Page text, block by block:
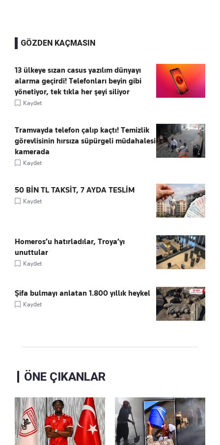
GÖZDEN KAÇMASIN
13 ülkeye sızan casus yazılım dünyayı
alarma geçirdi! Telefonları beyin gibi
yönetiyor, tek tıkla her şeyi siliyor
Kaydet
Tramvayda telefon çalıp kaçtı! Temizlik
görevlisinin hırsıza süpürgeli müdahalesi
kamerada
Kaydet
50 BİN TL TAKSİT, 7 AYDA TESLİM
Kaydet
Homeros’u hatırladılar, Troya’yı
unuttular
Kaydet
Şifa bulmayı anlatan 1.800 yıllık heykel
Kaydet
ÖNE ÇIKANLAR